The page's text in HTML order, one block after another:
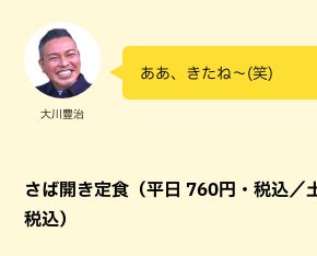
大川豊治
ああ、きたね～(笑)
さば開き定食（平日 760円・税込／
税込）